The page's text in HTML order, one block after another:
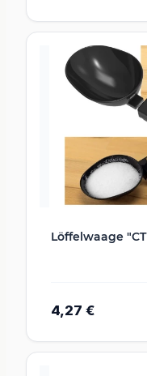
Löffelwaage
4,27 €